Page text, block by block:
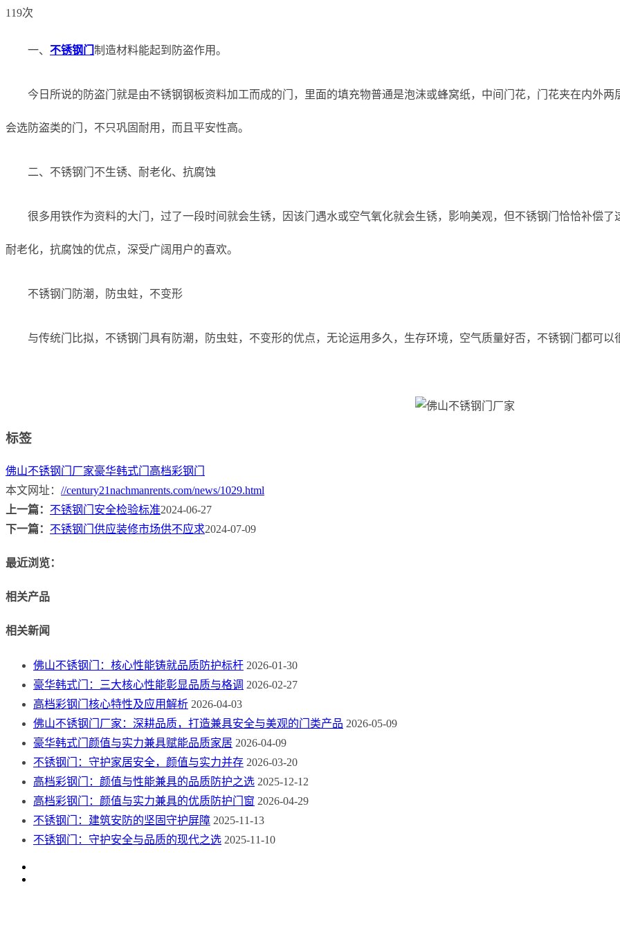
119次
一、 不锈钢门 制造材料能起到防盗作用。
今日所说的防盗门就是由不锈钢钢板资料加工而成的门，里面的填充物普通是泡沫或蜂窝纸，中间门花，门花夹在内外
会选防盗类的门，不只巩固耐用，而且平安性高。
二、不锈钢门不生锈、耐老化、抗腐蚀
很多用铁作为资料的大门，过了一段时间就会生锈，因该门遇水或空气氧化就会生锈，影响美观，但不锈钢门恰恰补偿了
耐老化，抗腐蚀的优点，深受广阔用户的喜欢。
不锈钢门防潮，防虫蛀，不变形
与传统门比拟，不锈钢门具有防潮，防虫蛀，不变形的优点，无论运用多久，生存环境，空气质量好否，不锈钢门都可以
标签
佛山不锈钢门厂家豪华韩式门 高档彩钢门
本文网址： //century21nachmanrents.com/news/1029.html
上一篇： 不锈钢门安全检验标准2024-06-27
下一篇： 不锈钢门供应装修市场供不应求2024-07-09
最近浏览：
相关产品
相关新闻
佛山不锈钢门：核心性能铸就品质防护标杆 2026-01-30
豪华韩式门：三大核心性能彰显品质与格调 2026-02-27
高档彩钢门核心特性及应用解析 2026-04-03
佛山不锈钢门厂家：深耕品质，打造兼具安全与美观的门类产品 2026-05-09
豪华韩式门颜值与实力兼具赋能品质家居 2026-04-09
不锈钢门：守护家居安全，颜值与实力并存 2026-03-20
高档彩钢门：颜值与性能兼具的品质防护之选 2025-12-12
高档彩钢门：颜值与实力兼具的优质防护门窗 2026-04-29
不锈钢门：建筑安防的坚固守护屏障 2025-11-13
不锈钢门：守护安全与品质的现代之选 2025-11-10